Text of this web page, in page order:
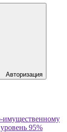
Авторизация
имущественному
95%